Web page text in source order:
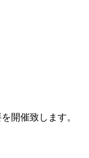
開催致します。